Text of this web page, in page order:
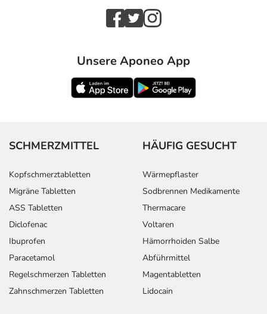
Unsere Aponeo App
SCHMERZMITTEL
Kopfschmerztabletten
Migräne Tabletten
ASS Tabletten
Diclofenac
Ibuprofen
Paracetamol
Regelschmerzen Tabletten
Zahnschmerzen Tabletten
HÄUFIG GESUCHT
Wärmepflaster
Sodbrennen Medikamente
Thermacare
Voltaren
Hämorrhoiden Salbe
Abführmittel
Magentabletten
Lidocain